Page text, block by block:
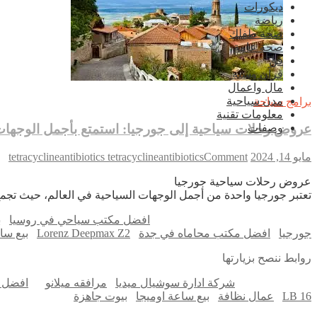
ديكورات
رياضة
صحة طفلك
صحة عامة
فن
قرآن وسنة
مال واعمال
مدن سياحية
معلومات تقنية
وصفات
برامج سياحة
عروض رحلات سياحية إلى جورجيا: استمتع بأجمل الوجهات
مايو 14, 2024 tetracyclineantibiotics tetracyclineantibioticsComment
on
عروض رحلات سياحية جورجيا
تعتبر جورجيا واحدة من أجمل الوجهات السياحية في العالم، حيث
افضل مكتب سياحي في روسيا
جورجيا
افضل مكتب محاماه في جدة Lorenz Deepmax Z2 بيع
روابط ننصح بزيارتها
شركة ادارة سوشيال ميديا مرافقه ميلانو
LB 16
عمال نظافة بيع ساعة اوميجا بيوت جاهزة